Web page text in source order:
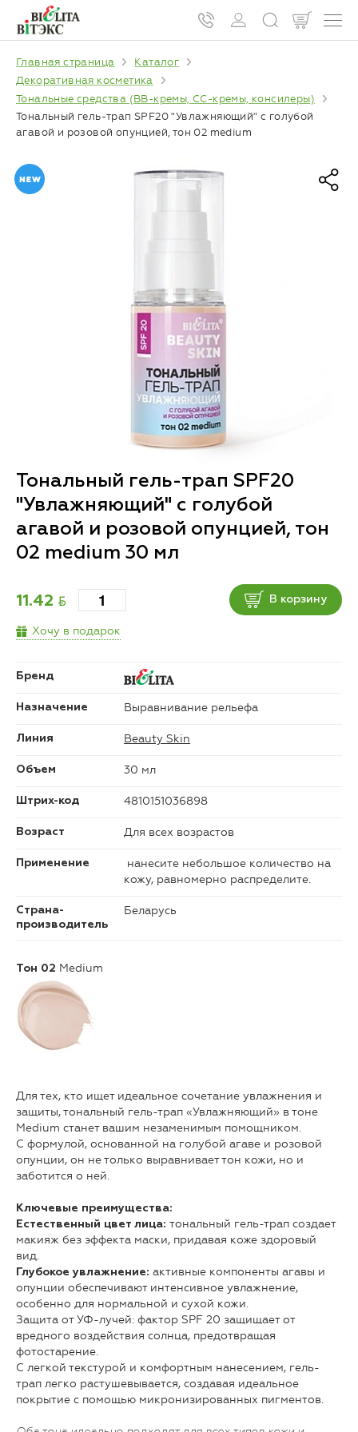
Главная страница
Каталог
Декоративная косметика
Тональные средства (BB-кремы, CC-кремы, консилеры)
Тональный гель-трап SPF20 "Увлажняющий" с голубой
агавой и розовой опунцией, тон 02 medium
Тональный гель-трап SPF20
"Увлажняющий" с голубой
агавой и розовой опунцией, тон
02 medium 30 мл
11.42 BYN В корзину
Хочу в подарок
Бренд
Назначение Выравнивание рельефа
Линия Beauty Skin
Объем 30 мл
Штрих-код 4810151036898
Возраст Для всех возрастов
Применение
нанесите небольшое количество на
кожу, равномерно распределите.
Страна-
производитель
Беларусь
Тон 02 Medium
Для тех, кто ищет идеальное сочетание увлажнения и
защиты, тональный гель-трап «Увлажняющий» в тоне
Medium станет вашим незаменимым помощником.
С формулой, основанной на голубой агаве и розовой
опунции, он не только выравнивает тон кожи, но и
заботится о ней.
Ключевые преимущества:
Естественный цвет лица: тональный гель-трап создает
макияж без эффекта маски, придавая коже здоровый
вид.
Глубокое увлажнение: активные компоненты агавы и
опунции обеспечивают интенсивное увлажнение,
особенно для нормальной и сухой кожи.
Защита от УФ-лучей: фактор SPF 20 защищает от
вредного воздействия солнца, предотвращая
фотостарение.
С легкой текстурой и комфортным нанесением, гель-
трап легко растушевывается, создавая идеальное
покрытие с помощью микронизированных пигментов.